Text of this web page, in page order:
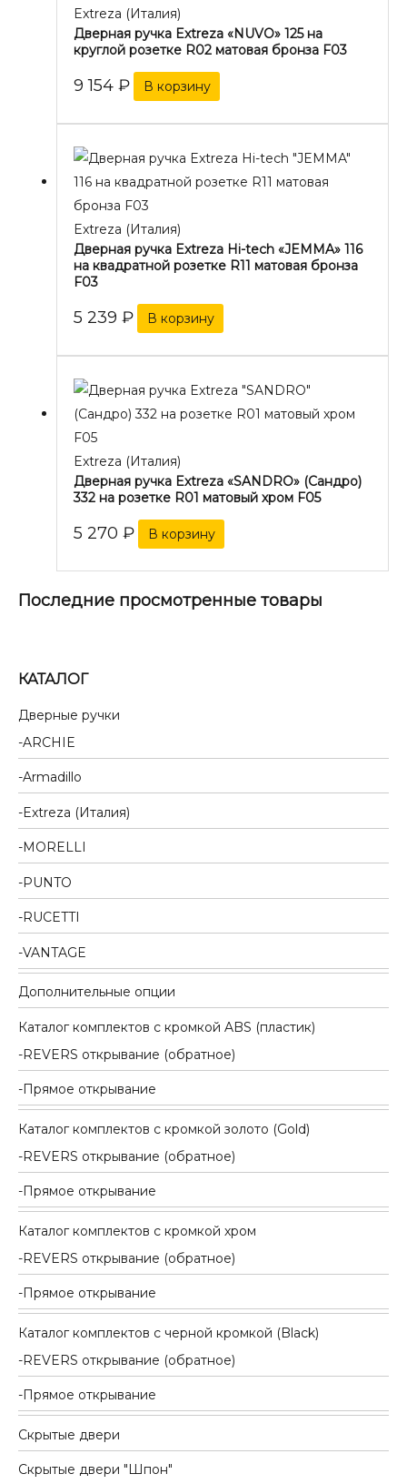
КАТАЛОГ
Дверные ручки
ARCHIE
Armadillo
Extreza (Италия)
MORELLI
PUNTO
RUCETTI
VANTAGE
Дополнительные опции
Каталог комплектов c кромкой ABS (пластик)
REVERS открывание (обратное)
Прямое открывание
Каталог комплектов c кромкой золото (Gold)
REVERS открывание (обратное)
Прямое открывание
Каталог комплектов c кромкой хром
REVERS открывание (обратное)
Прямое открывание
Каталог комплектов c черной кромкой (Black)
REVERS открывание (обратное)
Прямое открывание
Скрытые двери
Скрытые двери "Шпон"
Extreza (Италия)
Дверная ручка Extreza «NUVO» 125 на
круглой розетке R02 матовая бронза F03
9 154 ₽ В корзину
Extreza (Италия)
Дверная ручка Extreza Hi-tech «JEMMA» 116
на квадратной розетке R11 матовая бронза
F03
5 239 ₽ В корзину
Extreza (Италия)
Дверная ручка Extreza «SANDRO» (Сандро)
332 на розетке R01 матовый хром F05
5 270 ₽ В корзину
Последние просмотренные товары